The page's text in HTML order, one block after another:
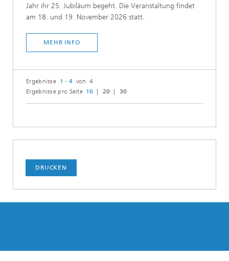
Jahr ihr 25. Jubiläum begeht. Die Veranstaltung findet
am 18. und 19. November 2026 statt.
MEHR INFO
Ergebnisse 1 - 4 von 4
Ergebnisse pro Seite 10 20 30
DRUCKEN